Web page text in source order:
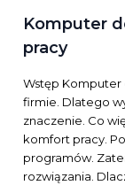
Komputer
pracy
Wstęp Komputer
firmie. Dlatego
znaczenie. Co
komfort pracy.
programów.
rozwiązania.